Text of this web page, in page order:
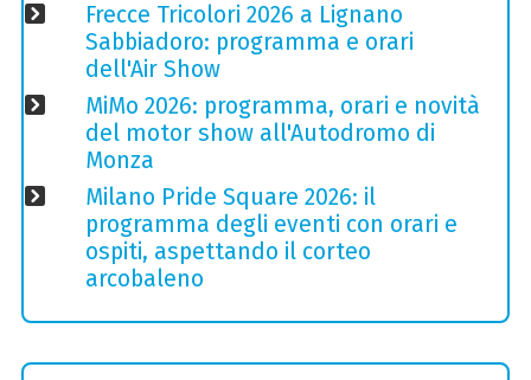
Frecce Tricolori 2026 a Lignano
Sabbiadoro: programma e orari
dell'Air Show
MiMo 2026: programma, orari e novità
del motor show all'Autodromo di
Monza
Milano Pride Square 2026: il
programma degli eventi con orari e
ospiti, aspettando il corteo
arcobaleno